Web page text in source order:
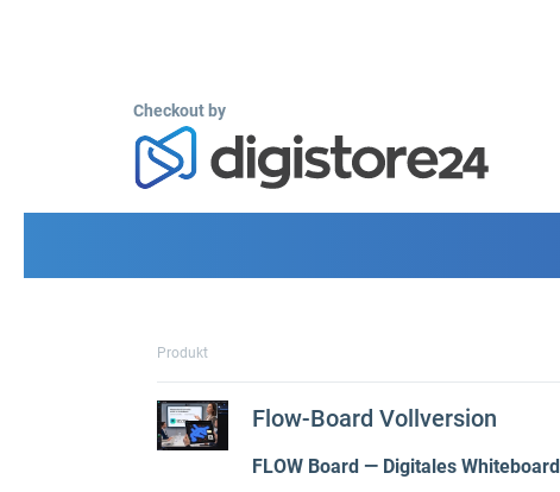
Checkout by
Produkt
Flow-Board Vollversion
FLOW Board — Digitales